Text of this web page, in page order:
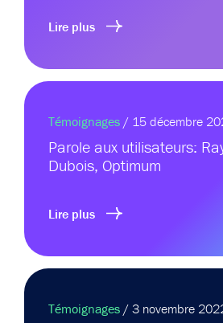
Lire plus
Témoignages / 15 décembre
Parole aux utilisateurs:
Dubois, Optimum
Lire plus
Témoignages / 3 novembre